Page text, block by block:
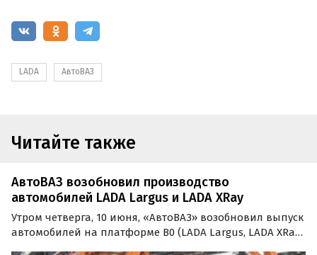
LADA АвтоВАЗ
Читайте также
АвтоВАЗ возобновил производство
автомобилей LADA Largus и LADA XRay
Утром четверга, 10 июня, «АвтоВАЗ» возобновил выпуск
автомобилей на платформе B0 (LADA Largus, LADA XRay,